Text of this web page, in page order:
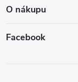
O nákupu
Facebook